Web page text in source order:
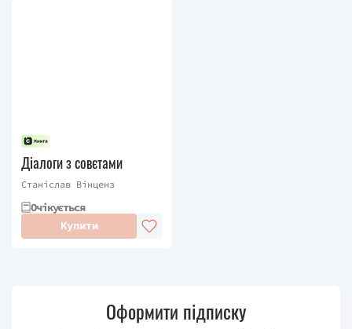
Діалоги з совєтами
Станіслав Вінценз
Очікується
Купити
Оформити підписку